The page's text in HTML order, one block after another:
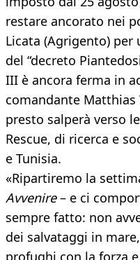
restare ancorato nei
Licata (Agrigento) per
del “decreto
III è ancora ferma in
comandante
presto salperà verso
Rescue, di ricerca e
e Tunisia.
«Ripartiremo la
Avvenire– e ci
sempre fatto: non
dei salvataggi in
profughi con la forza